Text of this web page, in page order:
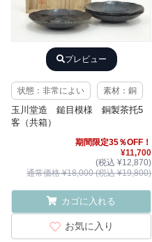
プレビュー
状態：非常によい 素材：銅
玉川堂造 鎚目模様 銅製茶托5
客（共箱）
期間限定35％OFF！
¥11,700
(税込 ¥12,870)
通常価格 ¥18,000 (税込 ¥19,800)
カゴに入れる
お気に入り